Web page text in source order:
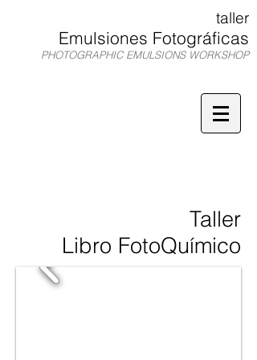
taller
Emulsiones Fotográficas
PHOTOGRAPHIC EMULSIONS WORKSHOP
Taller
Libro FotoQuímico